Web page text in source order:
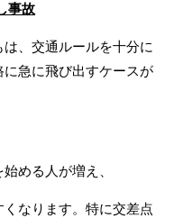
事故
、交通ルールを十分に
急に飛び出すケースが
める人が増え、
なります。特に交差点